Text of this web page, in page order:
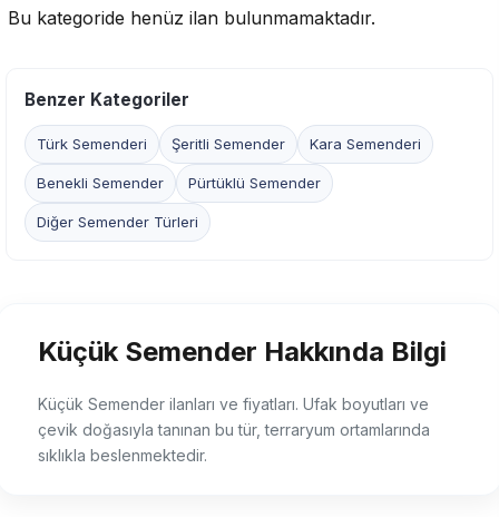
Bu kategoride henüz ilan bulunmamaktadır.
Benzer Kategoriler
Türk Semenderi Şeritli Semender Kara Semenderi
Benekli Semender Pürtüklü Semender
Diğer Semender Türleri
Küçük Semender Hakkında Bilgi
Küçük Semender ilanları ve fiyatları. Ufak boyutları ve
çevik doğasıyla tanınan bu tür, terraryum ortamlarında
sıklıkla beslenmektedir.